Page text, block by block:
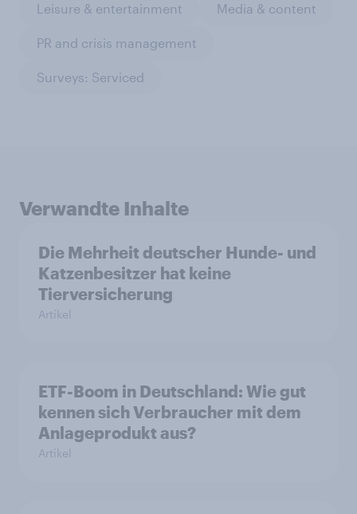
Leisure & entertainment Media & content
PR and crisis management
Surveys: Serviced
Verwandte Inhalte
Die Mehrheit deutscher Hunde- und
Katzenbesitzer hat keine
Tierversicherung
Artikel
ETF-Boom in Deutschland: Wie gut
kennen sich Verbraucher mit dem
Anlageprodukt aus?
Artikel